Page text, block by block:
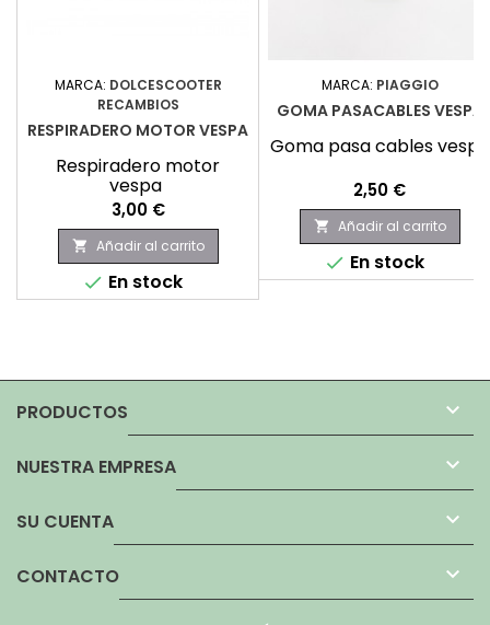
MARCA: DOLCESCOOTER
RECAMBIOS
RESPIRADERO MOTOR VESPA
Respiradero motor
vespa
Precio
3,00 €
 Añadir al carrito
 En stock
MARCA: PIAGGIO
GOMA PASACABLES VESPA
Goma pasa cables vespa
Precio
2,50 €
 Añadir al carrito
 En stock
PRODUCTOS 
NUESTRA EMPRESA 
SU CUENTA 
CONTACTO 